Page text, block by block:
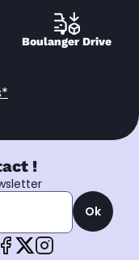
Boulanger Drive
!
Ok